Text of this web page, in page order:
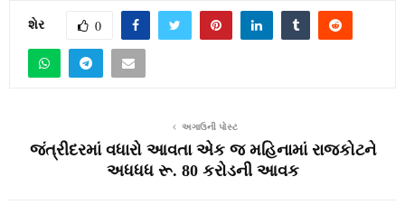
શેર 0
અગાઉની પોસ્ટ
જંત્રીદરમાં વધારો આવતા એક જ મહિનામાં રાજકોટને
અધધધ રૂ. 80 કરોડની આવક